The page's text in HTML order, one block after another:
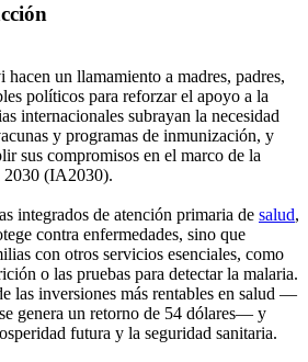
hacen un llamamiento a madres, padres,
políticos para reforzar el apoyo a la
internacionales subrayan la necesidad
y programas de inmunización, y
sus compromisos en el marco de la
2030 (IA2030).
integrados de atención primaria de salud,
contra enfermedades, sino que
con otros servicios esenciales, como
o las pruebas para detectar la malaria.
las inversiones más rentables en salud —
genera un retorno de 54 dólares— y
futura y la seguridad sanitaria.